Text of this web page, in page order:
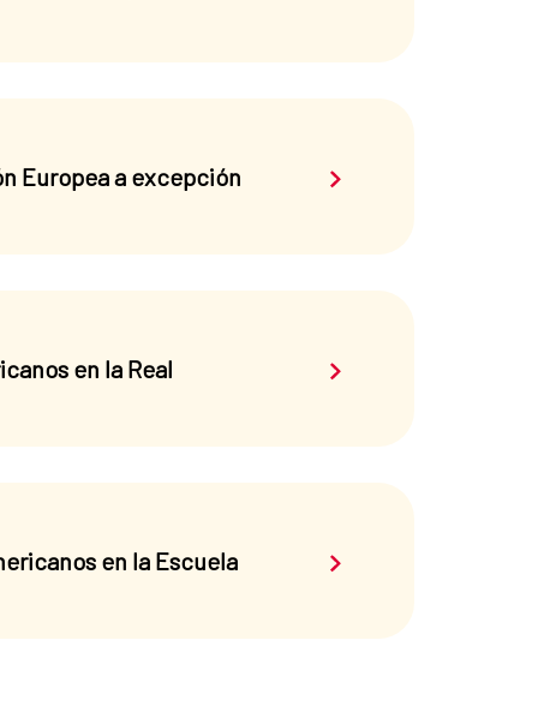
Europea a excepción
Saber más sobre el
en la Real
Saber más sobre el
en la Escuela
Saber más sobre el